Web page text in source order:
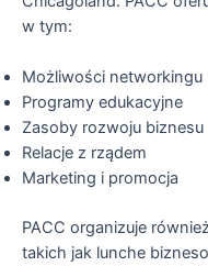
w tym:
Możliwości networkingu
Programy edukacyjne
Zasoby rozwoju biznesu
Relacje z rządem
Marketing i promocja
PACC organizuje
takich jak lunche